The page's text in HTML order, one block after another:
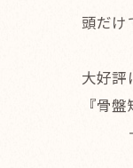
頭だけ
大好評
『骨
＋『